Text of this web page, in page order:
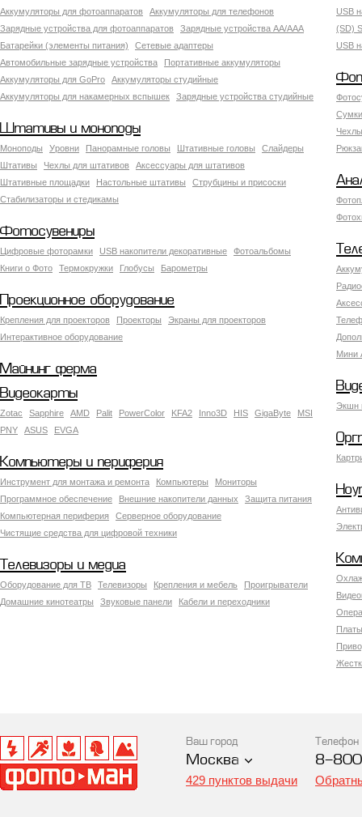
Аккумуляторы для фотоаппаратов
Аккумуляторы для телефонов
Зарядные устройства для фотоаппаратов
Зарядные устройства AA/AAA
Батарейки (элементы питания)
Сетевые адаптеры
Автомобильные зарядные устройства
Портативные аккумуляторы
Аккумуляторы для GoPro
Аккумуляторы студийные
Аккумуляторы для накамерных вспышек
Зарядные устройства студийные
USB
(SD)
USB
Штативы и моноподы
Моноподы Уровни Панорамные головы Штативные головы
Слайдеры
Штативы
Чехлы для штативов
Аксессуары для штативов
Штативные площадки
Настольные штативы
Струбцины и присоски
Стабилизаторы и стедикамы
Фотосувениры
Цифровые фоторамки USB накопители декоративные
Фотоальбомы
Книги о Фото
Термокружки Глобусы Барометры
Мини
Проекционное оборудование
Крепления для проекторов Проекторы
Экраны для проекторов
Интерактивное оборудование
Майнинг ферма
Экшн
Видеокарты
Zotac Sapphire AMD Palit PowerColor KFA2 Inno3D HIS GigaByte
MSI
PNY
ASUS EVGA
Компьютеры и периферия
Инструмент для монтажа и ремонта Компьютеры
Мониторы
Программное обеспечение
Внешние накопители данных
Защита питания
Компьютерная периферия
Серверное оборудование
Чистящие средства для цифровой техники
Телевизоры и медиа
Оборудование для ТВ Телевизоры Крепления и мебель
Проигрыватели
Домашние кинотеатры
Звуковые панели Кабели и переходники
Ваш город
Москва
429 пунктов выдачи
Телефон
8-